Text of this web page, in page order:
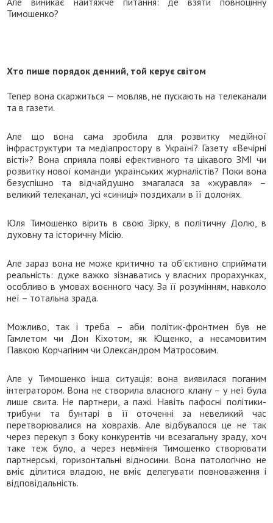
Тимошенко?
Хто пише порядок денний, той керує світом
Тепер вона скаржиться — мовляв, не пускають на телеканали
та в газети.
Але що вона сама зробила для розвитку медійної
інфраструктури та медіапростору в Україні? Газету «Вечірні
вісті»? Вона сприяла появі ефективного та цікавого ЗМІ чи
розвитку нової команди українських журналістів? Поки вона
безуспішно та відчайдушно змагалася за «журавля» –
великий телеканал, усі «синиці» поздихали в її долонях.
Юля Тимошенко вірить в свою Зірку, в політичну Долю, в
духовну та історичну Місію.
Але зараз вона не може критично та об’єктивно сприймати
реальність: дуже важко зізнаватись у власних прорахунках,
особливо в умовах воєнного часу. За її розумінням, навколо
неї – тотальна зрада.
Можливо, так і треба – аби політик-фронтмен був не
Гамлетом чи Дон Кіхотом, як Ющенко, а несамовитим
Павкою Корчагіним чи Олександром Матросовим.
Але у Тимошенко інша ситуація: вона виявилася поганим
інтегратором. Вона не створила власного клану – у неї була
лише свита. Не партнери, а пажі. Навіть пафосні політики-
трибуни та бунтарі в її оточенні за невеликий час
перетворювалися на ховрахів. Але відбувалося це не так
через перекуп з боку конкурентів чи всезагальну зраду, хоч
таке теж було, а через невміння Тимошенко створювати
партнерські, горизонтальні відносини. Вона патологічно не
вміє ділитися владою, не вміє делегувати повноваження і
відповідальність.